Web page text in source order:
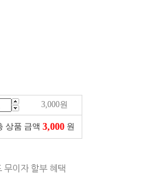
3,000원
상품 금액 3,000 원
이자 할부 혜택